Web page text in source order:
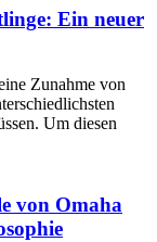
Ein neuer
Zunahme von
Um diesen
von Omaha